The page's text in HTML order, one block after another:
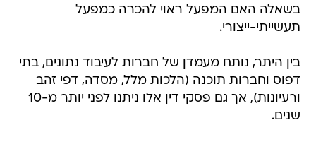
בשאלה האם המפעל ראוי להכרה כמפעל
תעשייתי-ייצורי.
בין היתר, נותח מעמדן של חברות לעיבוד נתונים, בתי
דפוס וחברות תוכנה (הלכות מלל, מסדה, דפי זהב
ורעיונות), אך גם פסקי דין אלו ניתנו לפני יותר מ-10
שנים.